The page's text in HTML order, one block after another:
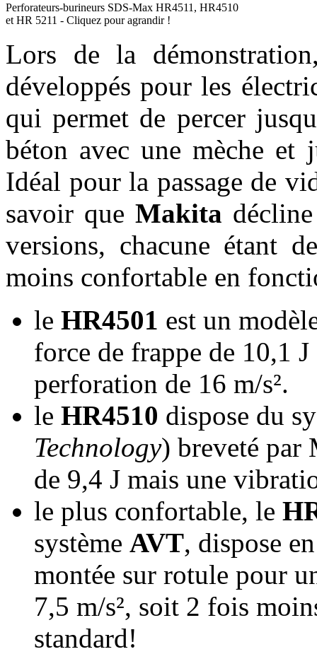
Perforateurs-burineurs SDS-Max HR4511, HR4510
et HR 5211 - Cliquez pour agrandir !
Lors de la
développés pour les
qui permet de percer
béton avec une mèche et
Idéal pour la passage de
savoir que Makita
versions, chacune étant
moins confortable en
le HR4501 est un
force de frappe de 10,1
perforation de 16 m/s².
le HR4510 dispose du
Technology) breveté par
de 9,4 J mais une
le plus confortable, le
système AVT, dispose
montée sur rotule pour
7,5 m/s², soit 2 fois
standard!